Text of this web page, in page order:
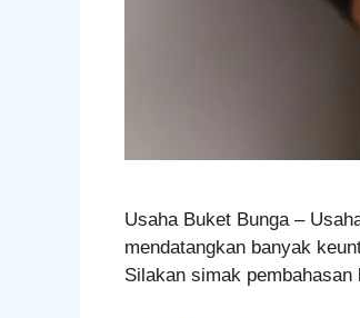
Usaha Buket Bunga –
mendatangkan banyak
Silakan simak